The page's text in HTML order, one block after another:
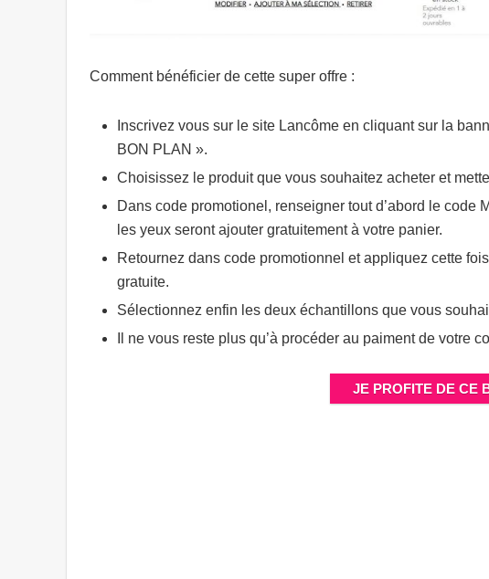
Comment bénéficier de cette super offre :
Inscrivez vous sur le site Lancôme en cliquant sur la
BON PLAN ».
Choisissez le produit que vous souhaitez acheter et
Dans code promotionel, renseigner tout d’abord le code
les yeux seront ajouter gratuitement à votre panier.
Retournez dans code promotionnel et appliquez cette
gratuite.
Sélectionnez enfin les deux échantillons que vous
Il ne vous reste plus qu’à procéder au paiment de votre
JE PROFITE DE CE